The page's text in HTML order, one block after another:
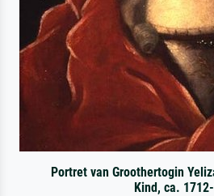
Portret van Groothertogin
Kind, ca.